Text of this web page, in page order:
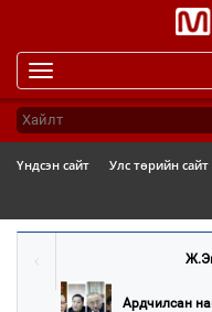
Үндсэн сайт Улс төрийн сайт
Ардчилсан